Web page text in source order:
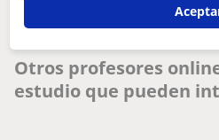
On-line
psicólogo general con maestría en
Otros profesores
estudio que pueden